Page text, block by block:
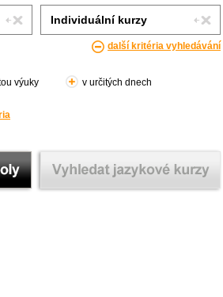
další kritéria vyhledávání
výuky v určitých dnech